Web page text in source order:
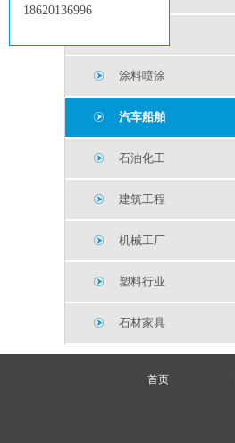
18620136996
涂料喷涂
汽车船舶
石油化工
建筑工程
机械工厂
塑料行业
石材家具
首页